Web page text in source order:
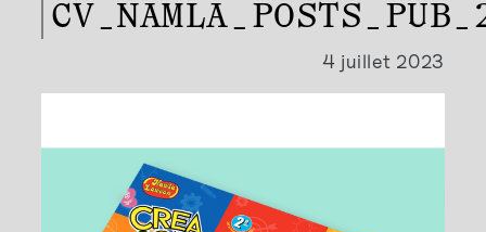
4 juillet 2023